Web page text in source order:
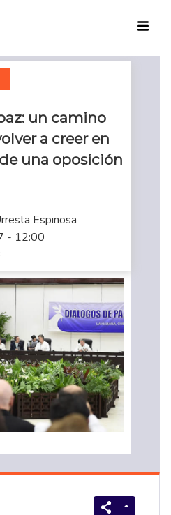
un camino
a creer en
una oposición
Espinosa
- 12:00